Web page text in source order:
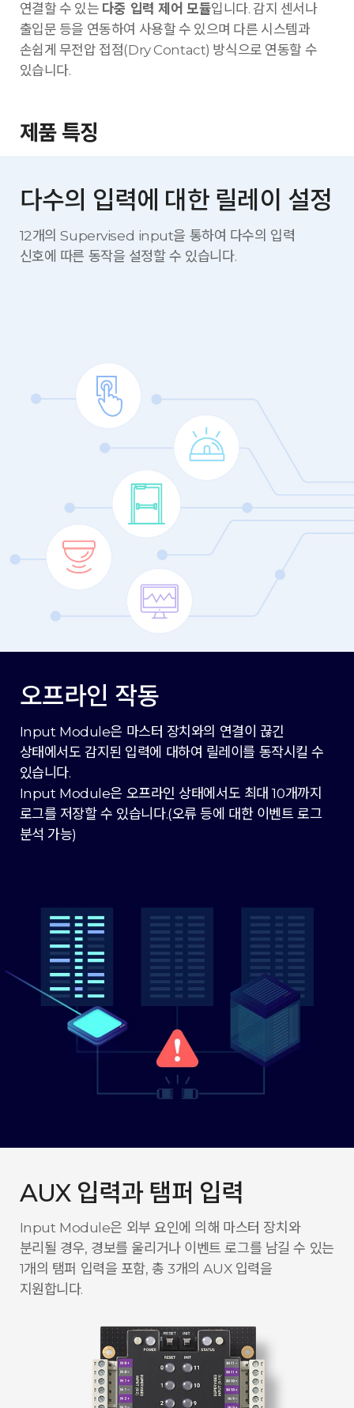
연결할 수 있는 다중 입력 제어 모듈입니다. 감지 센서나
출입문 등을 연동하여 사용할 수 있으며 다른 시스템과
손쉽게 무전압 접점(Dry Contact) 방식으로 연동할 수
있습니다.
제품 특징
다수의 입력에 대한 릴레이 설정
12개의 Supervised input을 통하여 다수의 입력
신호에 따른 동작을 설정할 수 있습니다.
오프라인 작동
Input Module은 마스터 장치와의 연결이 끊긴
상태에서도 감지된 입력에 대하여 릴레이를 동작시킬 수
있습니다.
Input Module은 오프라인 상태에서도 최대 10개까지
로그를 저장할 수 있습니다.(오류 등에 대한 이벤트 로그
분석 가능)
AUX 입력과 탬퍼 입력
Input Module은 외부 요인에 의해 마스터 장치와
분리될 경우, 경보를 울리거나 이벤트 로그를 남길 수 있는
1개의 탬퍼 입력을 포함, 총 3개의 AUX 입력을
지원합니다.